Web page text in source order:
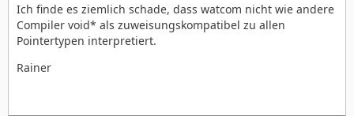
Ich finde es ziemlich schade, dass watcom nicht wie andere
Compiler void* als zuweisungskompatibel zu allen
Pointertypen interpretiert.
Rainer